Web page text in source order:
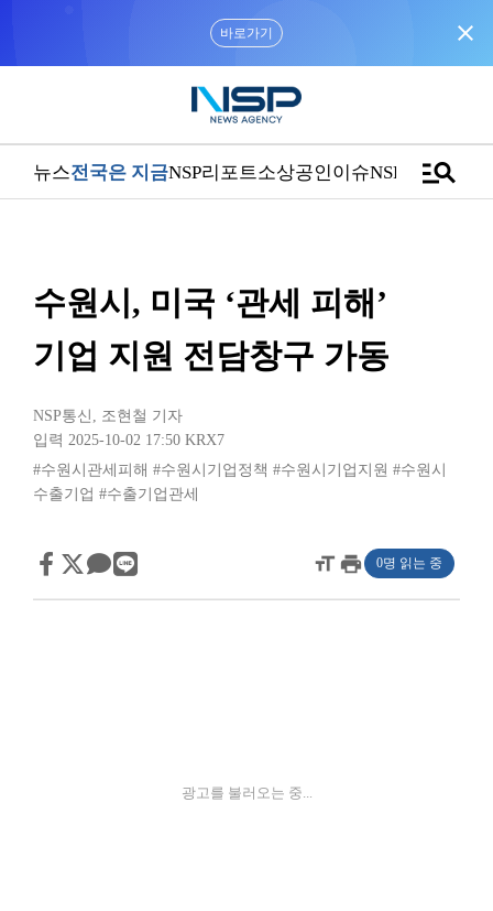
바로가기 close
뉴스전국은 지금NSP리포트소상공인이슈NSPTVmanage_search
수원시, 미국 ‘관세 피해’
기업 지원 전담창구 가동
NSP통신 , 조현철 기자
입력 2025-10-02 17:50 KRX7
#수원시관세피해 #수원시기업정책 #수원시기업지원 #수원시
수출기업 #수출기업관세
format_sizeprint 0명 읽는 중
광고를 불러오는 중...